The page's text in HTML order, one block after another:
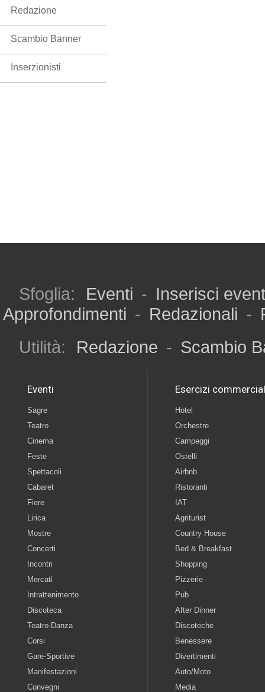
Redazione
Scambio Banner
Inserzionisti
Sfoglia: Eventi - Inserisci
Approfondimenti - Redazionali -
Utilità:
Redazione - Scambio
Eventi
Sagre
Teatro
Cinema
Feste
Spettacoli
Cabaret
Fiere
Lirica
Mostre
Concerti
Incontri
Mercati
Intrattenimento
Discoteca
Teatro-Danza
Corsi
Gare-Sportive
Manifestazioni
Convegni
Esercizi
Hotel
Orchestre
Campeggi
Ostelli
Airbnb
Ristoranti
IAT
Agriturist
Country House
Bed & Breakfast
Shopping
Pizzerie
Pub
After Dinner
Discoteche
Benessere
Divertimenti
Auto/Moto
Media